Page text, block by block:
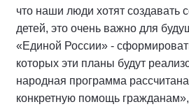
что наши люди хотят создавать
детей, это очень важно для
«Единой России» -
которых эти планы будут
народная программа
конкретную помощь